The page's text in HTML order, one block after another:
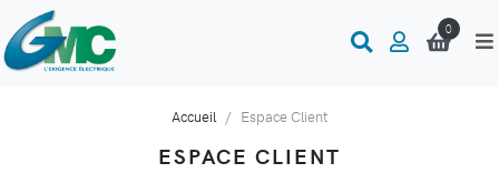
0
Accueil Espace Client
ESPACE CLIENT